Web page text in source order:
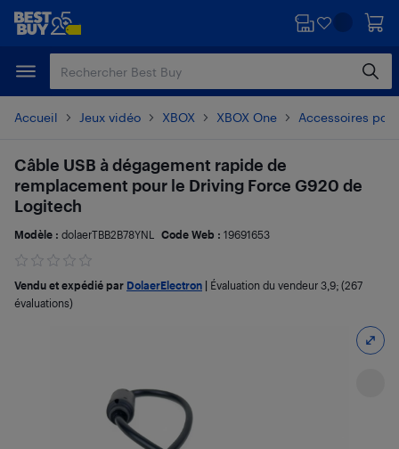
Passer
principal
Passer
Accueil Jeux vidéo XBOX XBOX One Accessoires
Câble USB à dégagement rapide de
remplacement pour le Driving Force G920 de
Logitech
Modèle : dolaerTBB2B78YNL Code Web : 19691653
Vendu et expédié par DolaerElectron Évaluation du vendeur 3,9; (267
évaluations)